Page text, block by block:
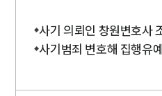
형사전
소식/
사기 의뢰인 창원변호사
사기범죄 변호해 집행유